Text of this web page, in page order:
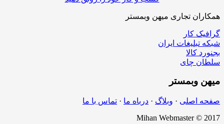
همکاران تجاری میهن وبمستر
گرافیک کار
شبکه تبلیغات ایران
بجنورد کالا
سلطان چای
میهن وبمستر
صفحه اصلی · وبلاگ · درباه ما · تماس با ما
Mihan Webmaster © 2017